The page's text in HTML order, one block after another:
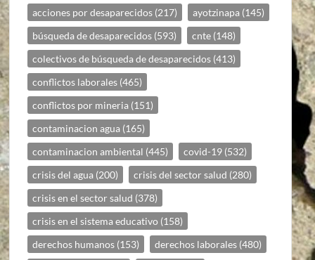
acciones por desaparecidos (217) ayotzinapa (145)
búsqueda de desaparecidos (593) cnte (148)
colectivos de búsqueda de desaparecidos (413)
conflictos laborales (465)
conflictos por mineria (151)
contaminacion agua (165)
contaminacion ambiental (445) covid-19 (532)
crisis del agua (200) crisis del sector salud (280)
crisis en el sector salud (378)
crisis en el sistema educativo (158)
derechos humanos (153) derechos laborales (480)